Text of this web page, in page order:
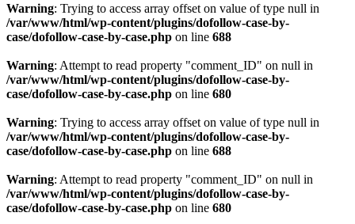
Warning: Trying to access array offset on value of type null in
/var/www/html/wp-content/plugins/dofollow-case-by-
case/dofollow-case-by-case.php on line 688
Warning: Attempt to read property "comment_ID" on null in
/var/www/html/wp-content/plugins/dofollow-case-by-
case/dofollow-case-by-case.php on line 680
Warning: Trying to access array offset on value of type null in
/var/www/html/wp-content/plugins/dofollow-case-by-
case/dofollow-case-by-case.php on line 688
Warning: Attempt to read property "comment_ID" on null in
/var/www/html/wp-content/plugins/dofollow-case-by-
case/dofollow-case-by-case.php on line 680